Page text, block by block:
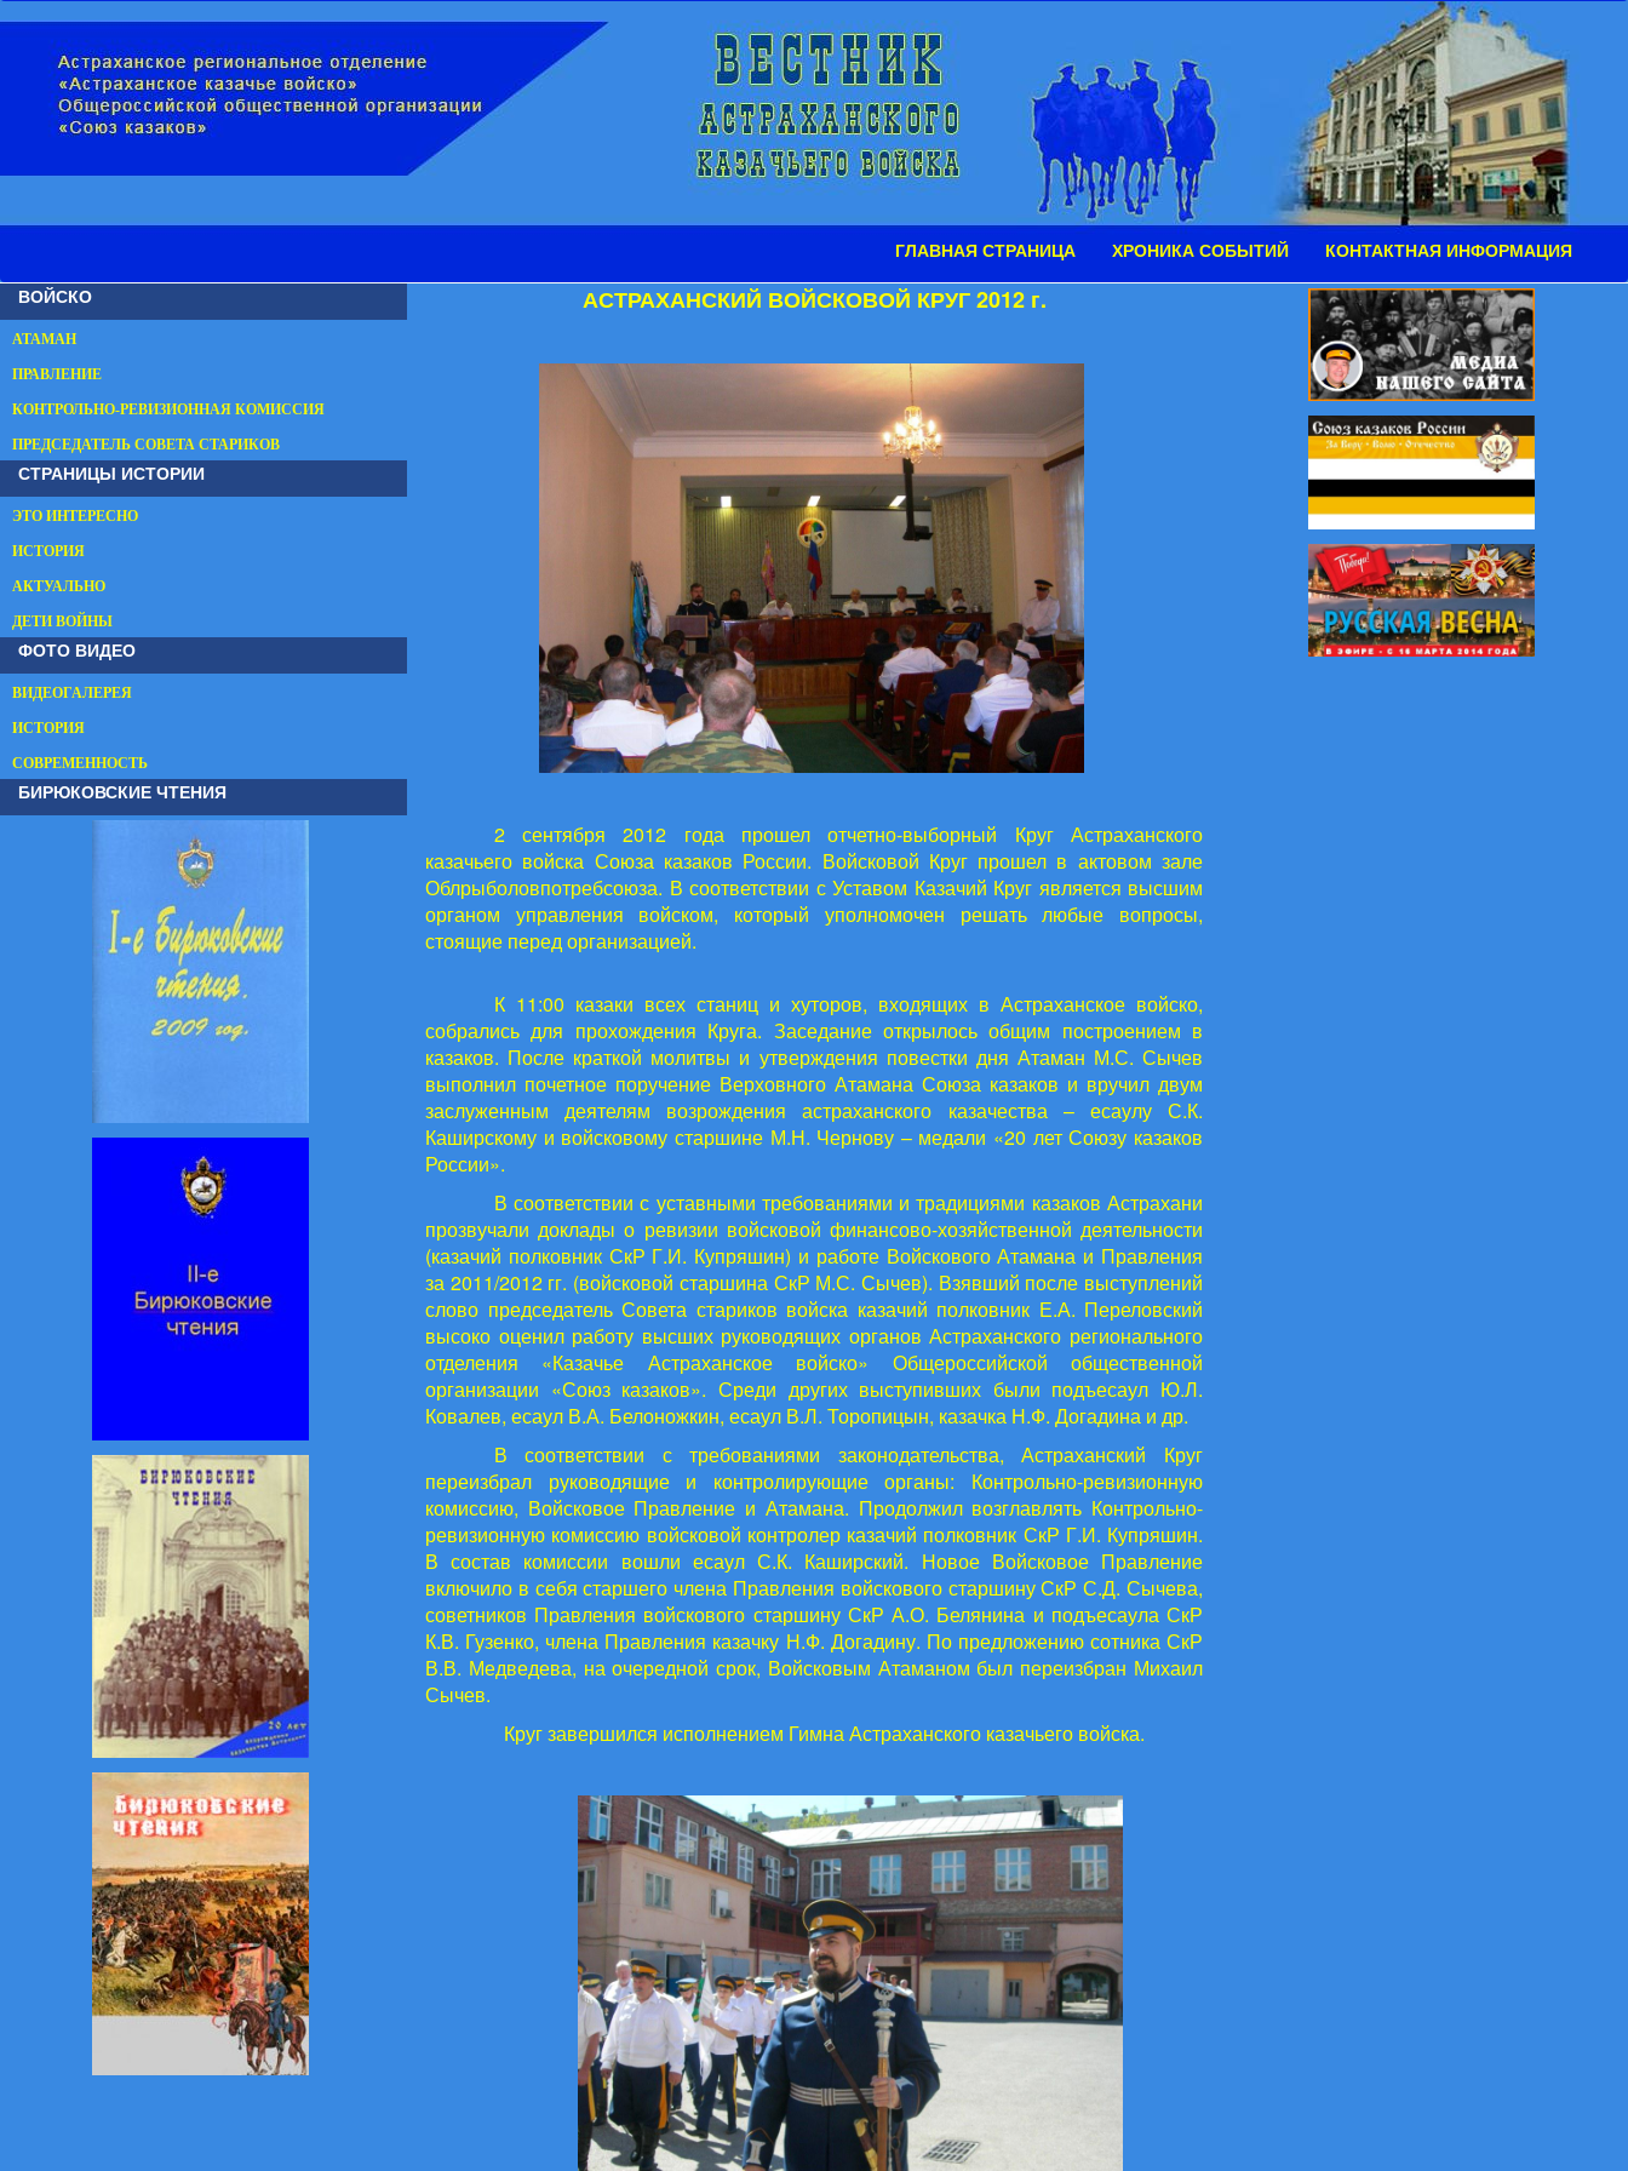
ГЛАВНАЯ СТРАНИЦА ХРОНИКА СОБЫТИЙ КОНТАКТНАЯ ИНФОРМАЦИЯ
ВОЙСКО
АТАМАН
ПРАВЛЕНИЕ
КОНТРОЛЬНО-РЕВИЗИОННАЯ КОМИССИЯ
ПРЕДСЕДАТЕЛЬ СОВЕТА СТАРИКОВ
СТРАНИЦЫ ИСТОРИИ
ЭТО ИНТЕРЕСНО
ИСТОРИЯ
АКТУАЛЬНО
ДЕТИ ВОЙНЫ
ФОТО ВИДЕО
ВИДЕОГАЛЕРЕЯ
ИСТОРИЯ
СОВРЕМЕННОСТЬ
БИРЮКОВСКИЕ ЧТЕНИЯ
АСТРАХАНСКИЙ ВОЙСКОВОЙ КРУГ 2012 г.
2 сентября 2012 года прошел отчетно-выборный Круг Астраханского
казачьего войска Союза казаков России. Войсковой Круг прошел в актовом зале
Облрыболовпотребсоюза. В соответствии с Уставом Казачий Круг является высшим
органом управления войском, который уполномочен решать любые вопросы,
стоящие перед организацией.
К 11:00 казаки всех станиц и хуторов, входящих в Астраханское войско,
собрались для прохождения Круга. Заседание открылось общим построением в
казаков. После краткой молитвы и утверждения повестки дня Атаман М.С. Сычев
выполнил почетное поручение Верховного Атамана Союза казаков и вручил двум
заслуженным деятелям возрождения астраханского казачества – есаулу С.К.
Каширскому и войсковому старшине М.Н. Чернову – медали «20 лет Союзу казаков
России».
В соответствии с уставными требованиями и традициями казаков Астрахани
прозвучали доклады о ревизии войсковой финансово-хозяйственной деятельности
(казачий полковник СкР Г.И. Купряшин) и работе Войскового Атамана и Правления
за 2011/2012 гг. (войсковой старшина СкР М.С. Сычев). Взявший после выступлений
слово председатель Совета стариков войска казачий полковник Е.А. Переловский
высоко оценил работу высших руководящих органов Астраханского регионального
отделения «Казачье Астраханское войско» Общероссийской общественной
организации «Союз казаков». Среди других выступивших были подъесаул Ю.Л.
Ковалев, есаул В.А. Белоножкин, есаул В.Л. Торопицын, казачка Н.Ф. Догадина и др.
В соответствии с требованиями законодательства, Астраханский Круг
переизбрал руководящие и контролирующие органы: Контрольно-ревизионную
комиссию, Войсковое Правление и Атамана. Продолжил возглавлять Контрольно-
ревизионную комиссию войсковой контролер казачий полковник СкР Г.И. Купряшин.
В состав комиссии вошли есаул С.К. Каширский. Новое Войсковое Правление
включило в себя старшего члена Правления войскового старшину СкР С.Д. Сычева,
советников Правления войскового старшину СкР А.О. Белянина и подъесаула СкР
К.В. Гузенко, члена Правления казачку Н.Ф. Догадину. По предложению сотника СкР
В.В. Медведева, на очередной срок, Войсковым Атаманом был переизбран Михаил
Сычев.
Круг завершился исполнением Гимна Астраханского казачьего войска.